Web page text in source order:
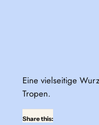
Eine vielseitige
Tropen.
Share this: